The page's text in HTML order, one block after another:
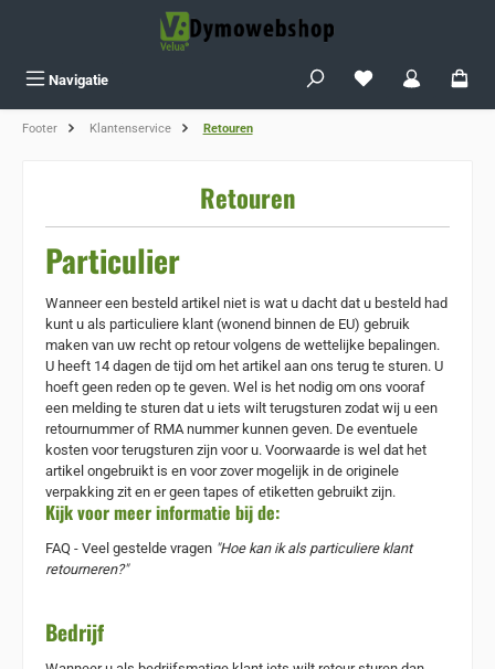
Navigatie Je hebt 0 items op
Footer Klantenservice Retouren
Retouren
Particulier
Wanneer een besteld artikel niet is wat u dacht dat u besteld had
kunt u als particuliere klant (wonend binnen de EU) gebruik
maken van uw recht op retour volgens de wettelijke bepalingen.
U heeft 14 dagen de tijd om het artikel aan ons terug te sturen. U
hoeft geen reden op te geven. Wel is het nodig om ons vooraf
een melding te sturen dat u iets wilt terugsturen zodat wij u een
retournummer of RMA nummer kunnen geven. De eventuele
kosten voor terugsturen zijn voor u. Voorwaarde is wel dat het
artikel ongebruikt is en voor zover mogelijk in de originele
verpakking zit en er geen tapes of etiketten gebruikt zijn.
Kijk voor meer informatie bij de:
FAQ - Veel gestelde vragen "Hoe kan ik als particuliere klant
retourneren?"
Bedrijf